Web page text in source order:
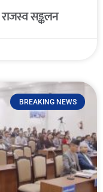
सङ्कलन
BREAKING NEWS